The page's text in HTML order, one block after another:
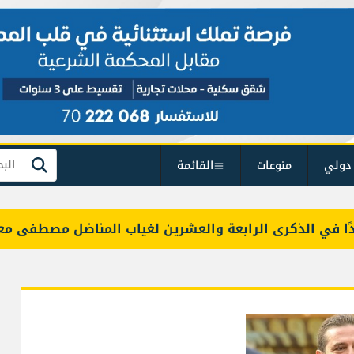
منوعات القائمة بحث
الذكرى الرابعة والعشرين لغياب المناضل مصطفى